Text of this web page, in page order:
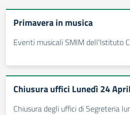
Primavera in musica
Eventi musicali SMIM dell'Istituto
Chiusura uffici Lunedì 24
Chiusura degli uffici di Segreteria